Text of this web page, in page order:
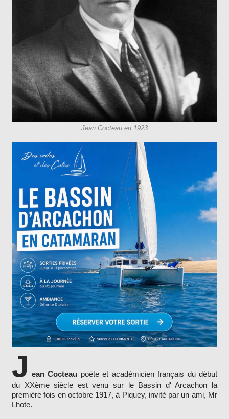
Jean Cocteau en 1923
J ean Cocteau poète et académicien français du début
du XXème siècle est venu sur le Bassin d' Arcachon la
première fois en octobre 1917, à Piquey, invité par un ami, Mr
Lhote.